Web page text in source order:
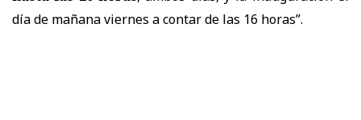
día de mañana viernes a contar de las 16 horas”.